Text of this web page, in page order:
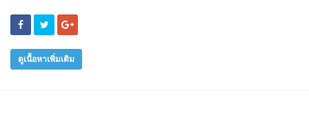
ดูเนื้อหาเพิ่มเติม